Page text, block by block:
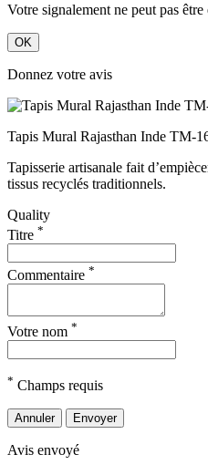
Votre signalement ne peut pas être
OK
Donnez votre avis
Tapis Mural Rajasthan Inde TM-
Tapisserie artisanale fait
tissus recyclés traditionnels.
Quality
Titre *
Commentaire *
Votre nom *
* Champs requis
Annuler Envoyer
Avis envoyé